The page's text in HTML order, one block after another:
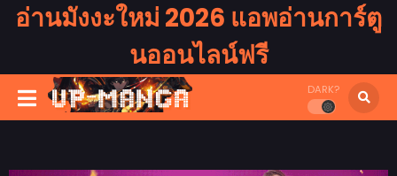
อ่านมังงะใหม่ 2026 แอพอ่านการ์ตู
นออนไลน์ฟรี
DARK?